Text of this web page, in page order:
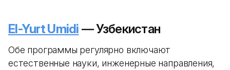
El-Yurt Umidi — Узбекистан
Обе программы регулярно включают
естественные науки, инженерные направления,